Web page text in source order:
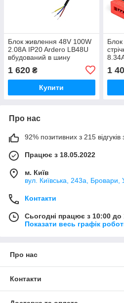
Блок живлення 48V 100W
2.08А IP20 Ardero LB48U
вбудований в шину
1 620 ₴
Купити
1
Про нас
92% позитивних з 215 відгуків
Працює з 18.05.2022
м. Київ
вул. Київська, 243а, Бровари,
Контакти
Сьогодні працює з 10:00 до
Показати весь графік
Про нас
Контакти